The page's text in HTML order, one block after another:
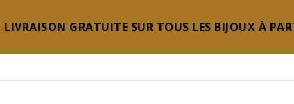
LIVRAISON GRATUITE SUR TOUS LES BIJOUX À